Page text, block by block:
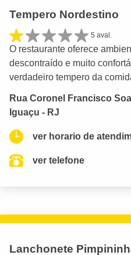
Tempero Nordestino
5 aval.
O restaurante oferece
descontraído e muito
verdadeiro tempero da
Rua Coronel Francisco
Iguaçu - RJ
ver horario de
ver telefone
Lanchonete